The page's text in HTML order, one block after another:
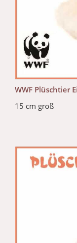
WWF Plüschtier
15 cm groß